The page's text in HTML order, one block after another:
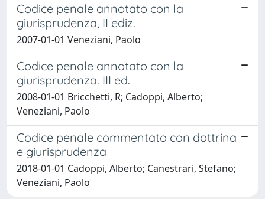
Codice penale annotato con la
giurisprudenza, II ediz.
2007-01-01 Veneziani, Paolo
Codice penale annotato con la
giurisprudenza. III ed.
2008-01-01 Bricchetti, R; Cadoppi, Alberto;
Veneziani, Paolo
Codice penale commentato con dottrina
e giurisprudenza
2018-01-01 Cadoppi, Alberto; Canestrari, Stefano;
Veneziani, Paolo